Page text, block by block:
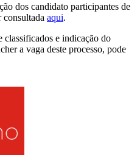
dos candidato participantes de
consultada aqui.
e indicação do
a vaga deste processo, pode